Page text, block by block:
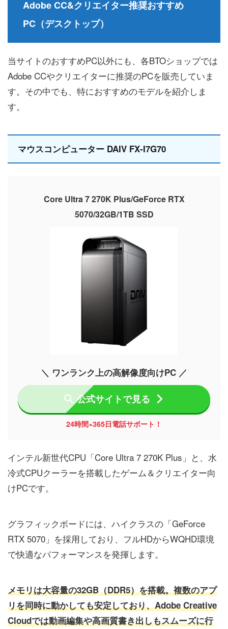
Adobe CC&クリエイター推奨おすすめ
PC（デスクトップ）
当サイトのおすすめPC以外にも、各BTOショップでは
Adobe CCやクリエイターに推奨のPCを販売していま
す。その中でも、特におすすめのモデルを紹介しま
す。
マウスコンピューター DAIV FX-I7G70
Core Ultra 7 270K Plus/GeForce RTX
5070/32GB/1TB SSD
＼ ワンランク上の高解像度向けPC ／
公式サイトで見る
24時間×365日電話サポート！
インテル新世代CPU「Core Ultra 7 270K Plus」と、水
冷式CPUクーラーを搭載したゲーム＆クリエイター向
けPCです。
グラフィックボードには、ハイクラスの「GeForce
RTX 5070」を採用しており、フルHDからWQHD環境
で快適なパフォーマンスを発揮します。
メモリは大容量の32GB（DDR5）を搭載。複数のアプ
リを同時に動かしても安定しており、Adobe Creative
Cloudでは動画編集や高画質書き出しもスムーズに行